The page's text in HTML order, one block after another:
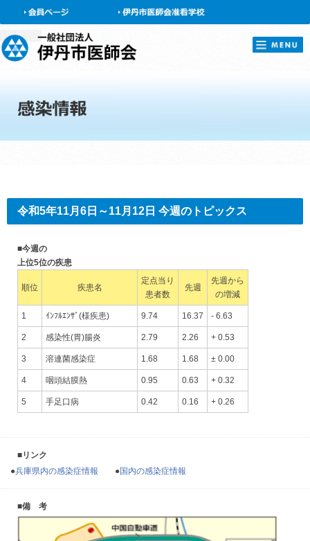
会員ページ
令和5年11月6日～11月12日 今週のトピックス
■今週の
上位5位の疾患
順位 疾患名
定点当り
患者数
先週
先週から
の増減
1 ｲﾝﾌﾙｴﾝｻﾞ(様疾患) 9.74 16.37 - 6.63
2 感染性(胃)腸炎 2.79 2.26 + 0.53
3 溶連菌感染症 1.68 1.68 ± 0.00
4 咽頭結膜熱 0.95 0.63 + 0.32
5 手足口病 0.42 0.16 + 0.26
■リンク
●兵庫県内の感染症情報 ●国内の感染症情報
■備 考